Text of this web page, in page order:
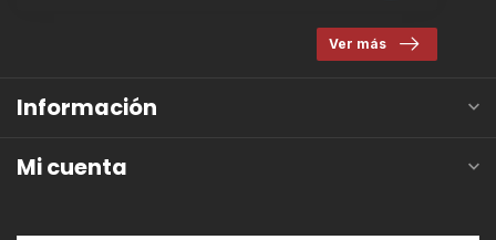
Ver más
Información
Mi cuenta